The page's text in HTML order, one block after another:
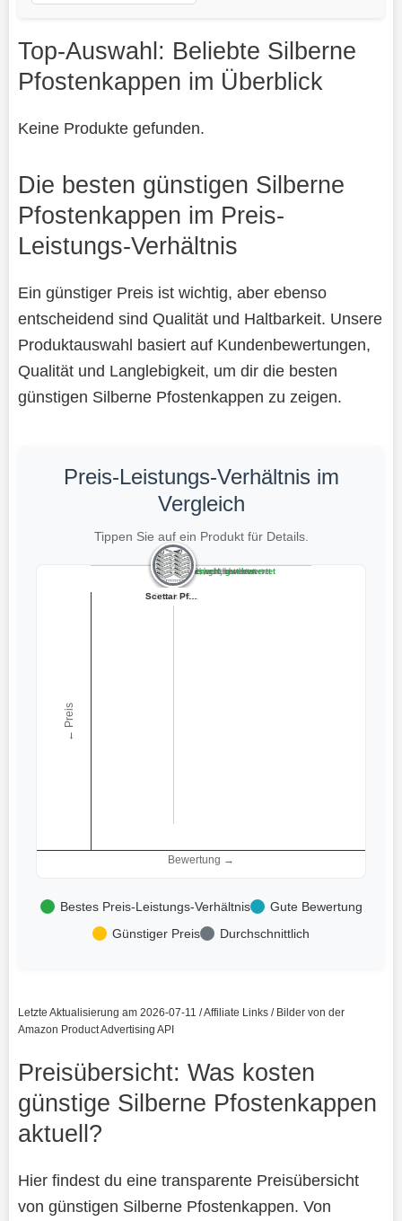
Top-Auswahl: Beliebte Silberne
Pfostenkappen im Überblick
Keine Produkte gefunden.
Die besten günstigen Silberne
Pfostenkappen im Preis-
Leistungs-Verhältnis
Ein günstiger Preis ist wichtig, aber ebenso
entscheidend sind Qualität und Haltbarkeit. Unsere
Produktauswahl basiert auf Kundenbewertungen,
Qualität und Langlebigkeit, um dir die besten
günstigen Silberne Pfostenkappen zu zeigen.
Preis-Leistungs-Verhältnis im
Vergleich
Tippen Sie auf ein Produkt für Details.
Bewertung →
← Preis
Teuer, gut bewertet
Teuer, schlecht bewertet
Preiswert, gut bewertet
Preiswert, schlecht bewertet
Pfostenkappe VA...
10 Stück Pfoste...Scettar Pfosten...
Bestes Preis-Leistungs-Verhältnis
Gute Bewertung
Günstiger Preis
Durchschnittlich
Letzte Aktualisierung am 2026-07-11 / Affiliate Links / Bilder von der
Amazon Product Advertising API
Preisübersicht: Was kosten
günstige Silberne Pfostenkappen
aktuell?
Hier findest du eine transparente Preisübersicht
von günstigen Silberne Pfostenkappen. Von